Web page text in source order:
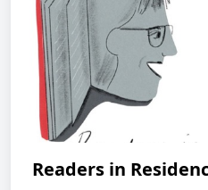
Readers in